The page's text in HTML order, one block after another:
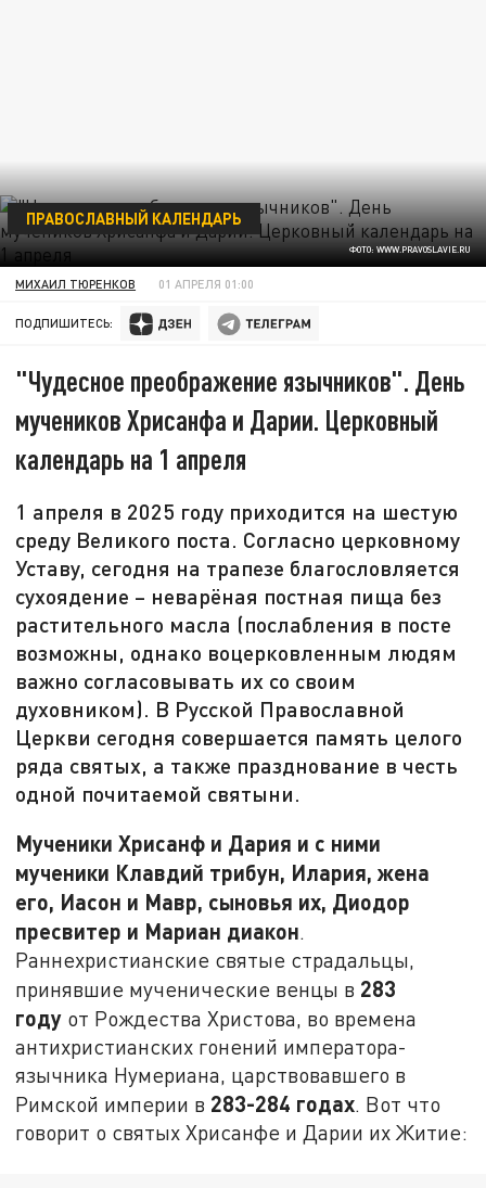
ФОТО: WWW.PRAVOSLAVIE.RU
ПРАВОСЛАВНЫЙ КАЛЕНДАРЬ
МИХАИЛ ТЮРЕНКОВ 01 АПРЕЛЯ 01:00
ПОДПИШИТЕСЬ:
"Чудесное преображение язычников". День
мучеников Хрисанфа и Дарии. Церковный
календарь на 1 апреля
1 апреля в 2025 году приходится на шестую
среду Великого поста. Согласно церковному
Уставу, сегодня на трапезе благословляется
сухоядение – неварёная постная пища без
растительного масла (послабления в посте
возможны, однако воцерковленным людям
важно согласовывать их со своим
духовником). В Русской Православной
Церкви сегодня совершается память целого
ряда святых, а также празднование в честь
одной почитаемой святыни.
Мученики Хрисанф и Дария и с ними
мученики Клавдий трибун, Илария, жена
его, Иасон и Мавр, сыновья их, Диодор
пресвитер и Мариан диакон.
Раннехристианские святые страдальцы,
принявшие мученические венцы в 283
году от Рождества Христова, во времена
антихристианских гонений императора-
язычника Нумериана, царствовавшего в
Римской империи в 283-284 годах. Вот что
говорит о святых Хрисанфе и Дарии их Житие: